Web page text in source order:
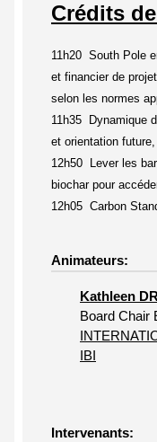
Crédits
11h20 South Pole
et financier de
selon les normes
11h35 Dynamique
et orientation
12h50 Lever les
biochar pour
12h05 Carbon
Animateurs:
Kathleen
Board Chair
IBI
Intervenants: